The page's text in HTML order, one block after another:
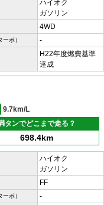
ハイオク
ガソリン
4WD
ボ） -
H22年度燃費基準
達成
9.7km/L
タンでどこまで走る？
698.4km
ハイオク
ガソリン
FF
ボ） -